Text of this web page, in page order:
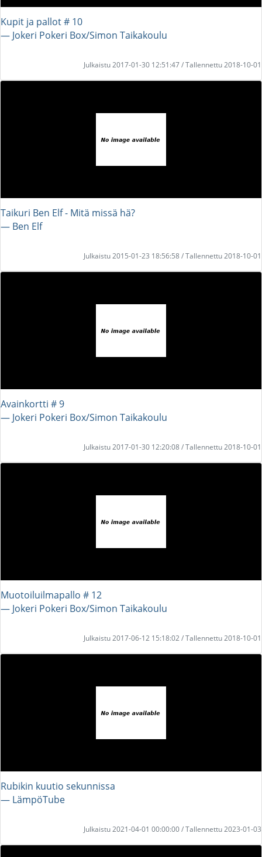
Kupit ja pallot # 10
― Jokeri Pokeri Box/Simon Taikakoulu
Julkaistu 2017-01-30 12:51:47 / Tallennettu 2018-10-01
Taikuri Ben Elf - Mitä missä hä?
― Ben Elf
Julkaistu 2015-01-23 18:56:58 / Tallennettu 2018-10-01
Avainkortti # 9
― Jokeri Pokeri Box/Simon Taikakoulu
Julkaistu 2017-01-30 12:20:08 / Tallennettu 2018-10-01
Muotoiluilmapallo # 12
― Jokeri Pokeri Box/Simon Taikakoulu
Julkaistu 2017-06-12 15:18:02 / Tallennettu 2018-10-01
Rubikin kuutio sekunnissa
― LämpöTube
Julkaistu 2021-04-01 00:00:00 / Tallennettu 2023-01-03